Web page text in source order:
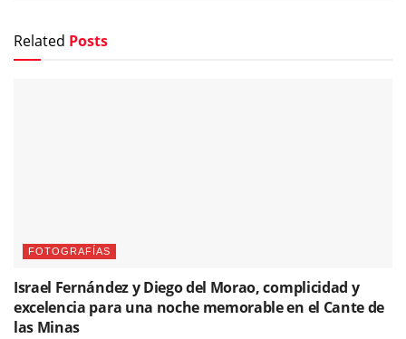
Related Posts
FOTOGRAFÍAS
Israel Fernández y Diego del Morao, complicidad y
excelencia para una noche memorable en el Cante de
las Minas